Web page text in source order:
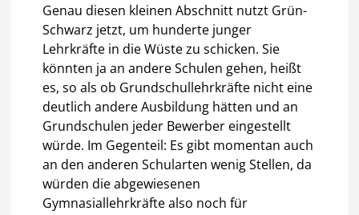
Genau diesen kleinen Abschnitt nutzt Grün-
Schwarz jetzt, um hunderte junger
Lehrkräfte in die Wüste zu schicken. Sie
könnten ja an andere Schulen gehen, heißt
es, so als ob Grundschullehrkräfte nicht eine
deutlich andere Ausbildung hätten und an
Grundschulen jeder Bewerber eingestellt
würde. Im Gegenteil: Es gibt momentan auch
an den anderen Schularten wenig Stellen, da
würden die abgewiesenen
Gymnasiallehrkräfte also noch für